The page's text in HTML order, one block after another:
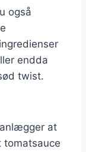
også
endda
twist.
at
tomatsauce